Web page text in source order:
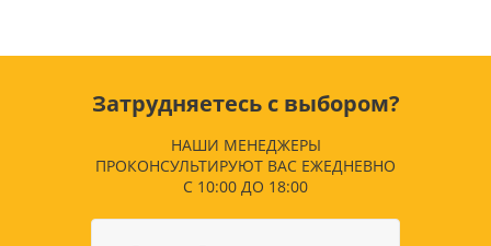
Затрудняетесь с выбором?
НАШИ МЕНЕДЖЕРЫ
ПРОКОНСУЛЬТИРУЮТ ВАС ЕЖЕДНЕВНО
С 10:00 ДО 18:00